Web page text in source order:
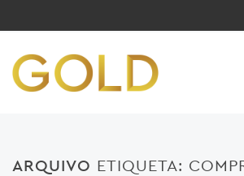
ARQUIVO ETIQUETA: